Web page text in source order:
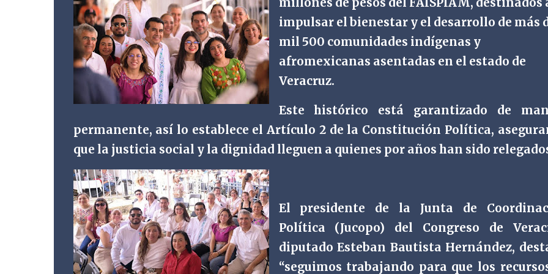
impulsar el bienestar y el desarrollo de más
mil 500 comunidades indígenas y
afromexicanas asentadas en el estado de
Veracruz.
Este histórico está garantizado de
permanente, así lo establece el Artículo 2 de la Constitución Política,
que la justicia social y la dignidad lleguen a quienes por años han sido
El presidente de la Junta de
Política (Jucopo) del Congreso de
diputado Esteban Bautista Hernández,
“seguimos trabajando para que los